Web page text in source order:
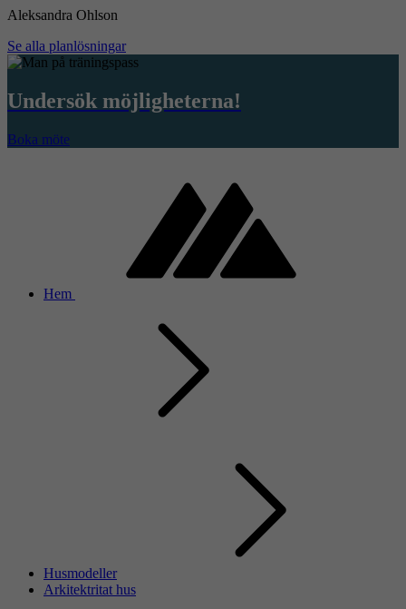
Aleksandra Ohlson
Se alla planlösningar
Undersök möjligheterna!
Boka möte
Hem
Husmodeller
Arkitektritat hus